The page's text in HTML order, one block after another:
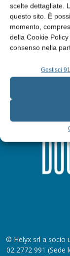
scelte dettagliate.
questo sito. È
momento,
della Cookie
consenso nella
Gestisci
Abbonati
Iscriviti alla
© Helyx srl a socio
02 2772 991 (Sede